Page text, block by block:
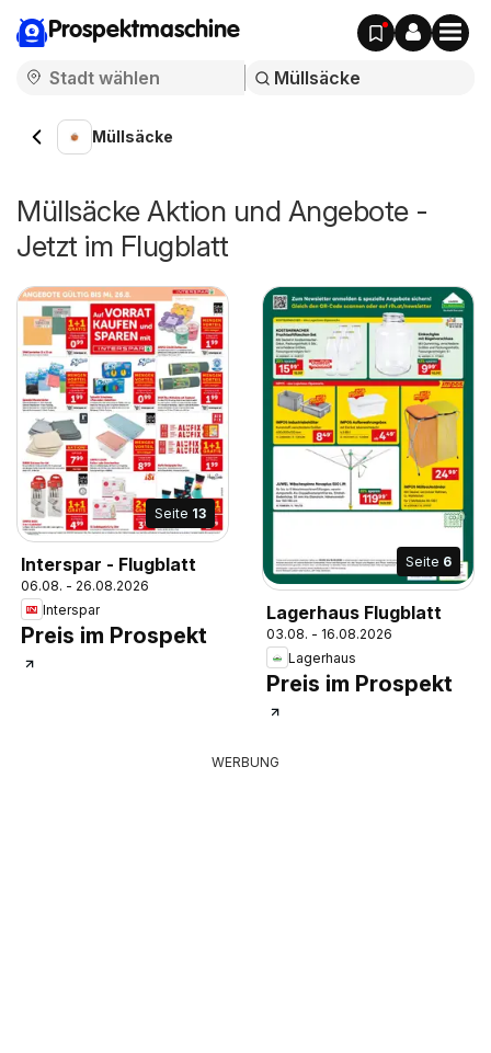
Prospektmaschine
Müllsäcke
Müllsäcke Aktion und Angebote -
Jetzt im Flugblatt
Seite 13
Interspar - Flugblatt
06.08. - 26.08.2026
Interspar
Preis im Prospekt
Seite 6
Lagerhaus Flugblatt
03.08. - 16.08.2026
Lagerhaus
Preis im Prospekt
WERBUNG